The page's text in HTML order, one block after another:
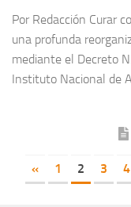
Por Redacción Curar
una profunda
mediante el Decreto
Instituto Nacional de
« 1 2 3 4